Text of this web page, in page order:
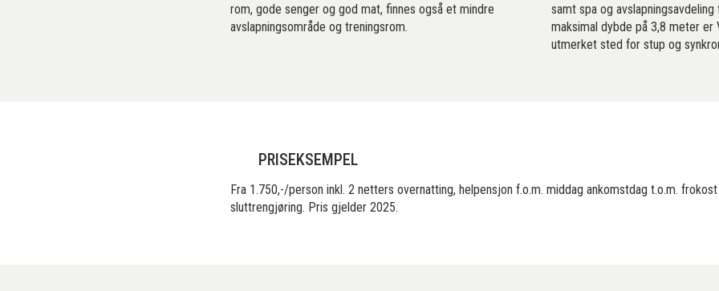
rom, gode senger og god mat, finnes også et mindre
avslapningsområde og treningsrom.
samt spa og
maksimal dybde på 3,8 meter er
utmerket sted for stup og
PRISEKSEMPEL
Fra 1.750,-/person inkl. 2 netters overnatting, helpensjon f.o.m. middag ankomstdag t.o.m.
sluttrengjøring. Pris gjelder 2025.